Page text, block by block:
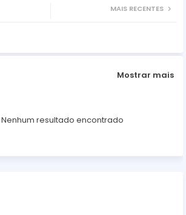
ap
MAIS RECENTES
Mostrar mais
Nenhum resultado encontrado